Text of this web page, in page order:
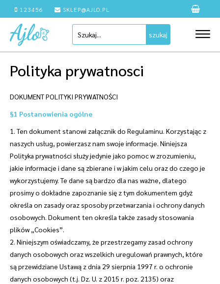
123456 SKLEP@AJLO.PL
szukaj
Polityka prywatnosci
DOKUMENT POLITYKI PRYWATNOŚCI
§1 Postanowienia ogólne
1. Ten dokument stanowi załącznik do Regulaminu. Korzystając z
naszych usług, powierzasz nam swoje informacje. Niniejsza
Polityka prywatności służy jedynie jako pomoc w zrozumieniu,
jakie informacje i dane są zbierane i w jakim celu oraz do czego je
wykorzystujemy. Te dane są bardzo dla nas ważne, dlatego
prosimy o dokładne zapoznanie się z tym dokumentem gdyż
określa on zasady oraz sposoby przetwarzania i ochrony danych
osobowych. Dokument ten określa także zasady stosowania
plików „Cookies”.
2. Niniejszym oświadczamy, że przestrzegamy zasad ochrony
danych osobowych oraz wszelkich uregulowań prawnych, które
są przewidziane Ustawą z dnia 29 sierpnia 1997 r. o ochronie
danych osobowych (t.j. Dz. U. z 2015 r. poz. 2135) oraz